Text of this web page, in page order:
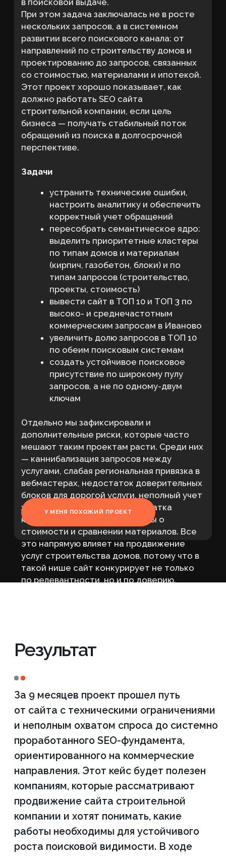
запросов, а не по одному-двум
ключам
Отдельно мы зафиксировали и
дополнительные риски, которые часто
мешают таким проектам расти. Среди них
— каннибализация запросов между
услугами, слабая региональная привязка в
вебмастерах, недостаток доверительных
блоков для дорогой услуги, неполный учет
звонков и заявок, а также нехватка
контента под длинные запросы о
стоимости и сравнении материалов. Все
это напрямую влияет на продвижение
услуг строительства домов, потому что в
такой нише сайт конкурирует не только
по релевантности, но и по доверию.
За 9 месяцев проект прошел путь
от сайта с техническими ограничениями
и неполным охватом спроса до системно
проработанного SEO-фундамента,
ориентированного на коммерческие
направления. Этот кейс будет полезен
компаниям, которые рассматривают
продвижение сайта строительной
компании и хотят понимать, какие
работы необходимы для устойчивого
роста поисковой видимости. В ходе
проекта усилили приоритетные
направления, связанные
со строительством домов, проектами
и выбором материалов, а также
переработали контентную часть сайта
для поддержки коммерческих разделов.
развивать продвижение проектов домов
в рамках единой структуры сайта. Ниже
представлены основные результаты
работы за отчетный период.
Результат
Двухэтажный
кирпичный дом 50
Строительство
кирпичных домов
Запросы в ТОП
5 Яндекс
Было Стало
Коттедж из кирпича 72
Стоимость
строительства дома
28 1
Готовый проекты
домов
22 1
Строительство 13 1
Ознакомьтесь с
полным списком работ
по вашему проекту
еще